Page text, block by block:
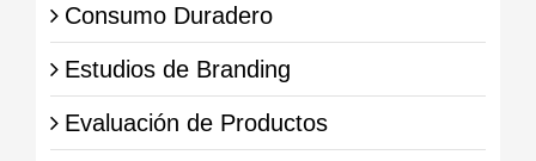
Consumo Duradero
Estudios de Branding
Evaluación de Productos